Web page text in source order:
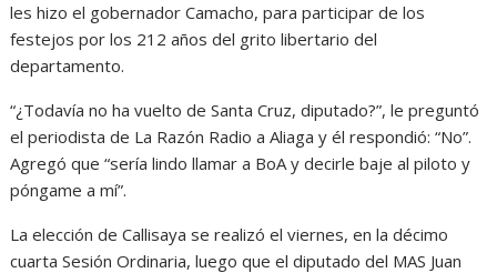
les hizo el gobernador Camacho, para participar de los
festejos por los 212 años del grito libertario del
departamento.
“¿Todavía no ha vuelto de Santa Cruz, diputado?”, le preguntó
el periodista de La Razón Radio a Aliaga y él respondió: “No”.
Agregó que “sería lindo llamar a BoA y decirle baje al piloto y
póngame a mí”.
La elección de Callisaya se realizó el viernes, en la décimo
cuarta Sesión Ordinaria, luego que el diputado del MAS Juan